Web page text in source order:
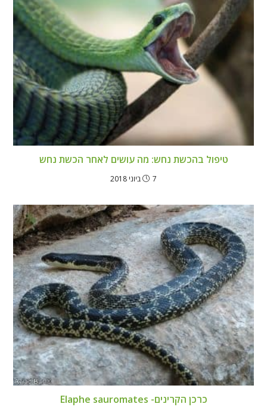
טיפול בהכשת נחש: מה עושים לאחר הכשת נחש
7 ביוני 2018
כרכן הקרינים- Elaphe sauromates